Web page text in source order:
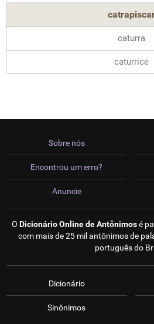
caturra
caturrice
Sobre nós
Encontrou um erro?
Anuncie
O Dicionário Online de Antônimosé
com mais de 25 mil antônimos de
português do
Dicionário
Sinônimos